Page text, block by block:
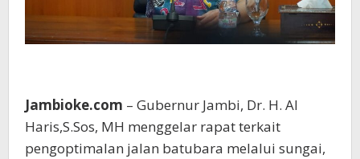
Jambioke.com – Gubernur Jambi, Dr. H. Al
Haris,S.Sos, MH menggelar rapat terkait
pengoptimalan jalan batubara melalui sungai,